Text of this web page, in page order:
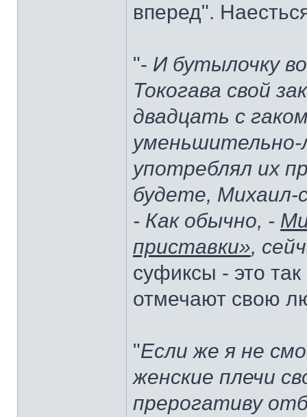
вперед".
"- И бутылочку
Токогава свой
двадцать с
употреблял их
будете, Михаил-
- Как обычно, -
приставки»,
суфиксы - это
отмечают свою
"Если же я не
женские плечи
прерогативу